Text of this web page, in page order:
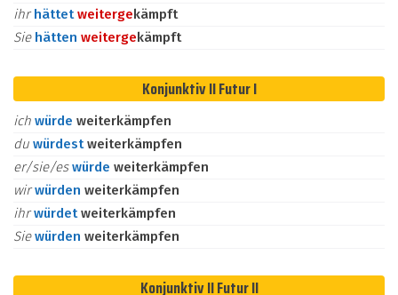
ihrhättetweitergekämpft
Sie hätten weitergekämpft
Konjunktiv II Futur I
ich würde weiterkämpfen
du würdestweiterkämpfen
er/sie/eswürde weiterkämpfen
wirwürden weiterkämpfen
ihrwürdetweiterkämpfen
Siewürden weiterkämpfen
Konjunktiv II Futur II